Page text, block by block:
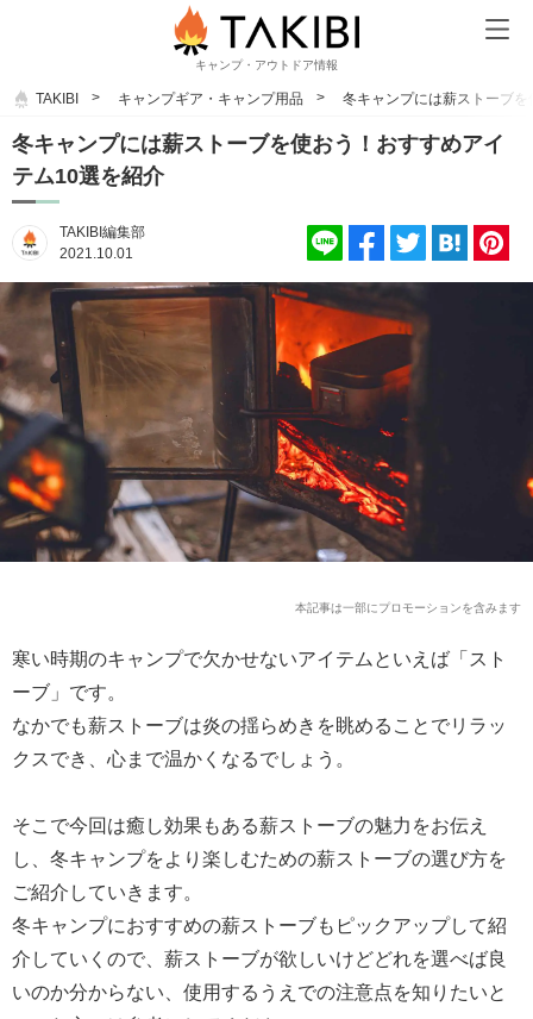
キャンプ・アウトドア情報
TAKIBI キャンプギア・キャンプ用品 冬キャンプには薪ストーブ
冬キャンプには薪ストーブを使おう！おすすめアイ
テム10選を紹介
TAKIBI編集部
2021.10.01
本記事は一部にプロモーションを含みます
寒い時期のキャンプで欠かせないアイテムといえば「スト
ーブ」です。
なかでも薪ストーブは炎の揺らめきを眺めることでリラッ
クスでき、心まで温かくなるでしょう。
そこで今回は癒し効果もある薪ストーブの魅力をお伝え
し、冬キャンプをより楽しむための薪ストーブの選び方を
ご紹介していきます。
冬キャンプにおすすめの薪ストーブもピックアップして紹
介していくので、薪ストーブが欲しいけどどれを選べば良
いのか分からない、使用するうえでの注意点を知りたいと